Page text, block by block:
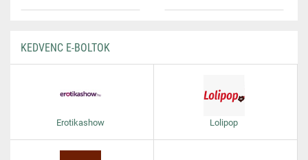
KEDVENC E-BOLTOK
Erotikashow Lolipop